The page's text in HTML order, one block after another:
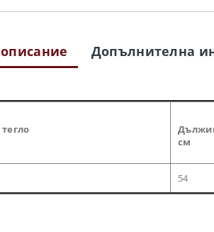
см
54
Допълнителна